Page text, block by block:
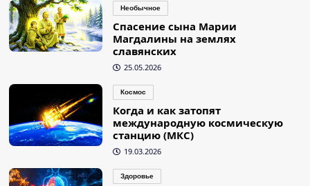
Необычное
Спасение сына Марии
Магдалины на землях
славянских
25.05.2026
Космос
Когда и как затопят
международную космическую
станцию (МКС)
19.03.2026
Здоровье